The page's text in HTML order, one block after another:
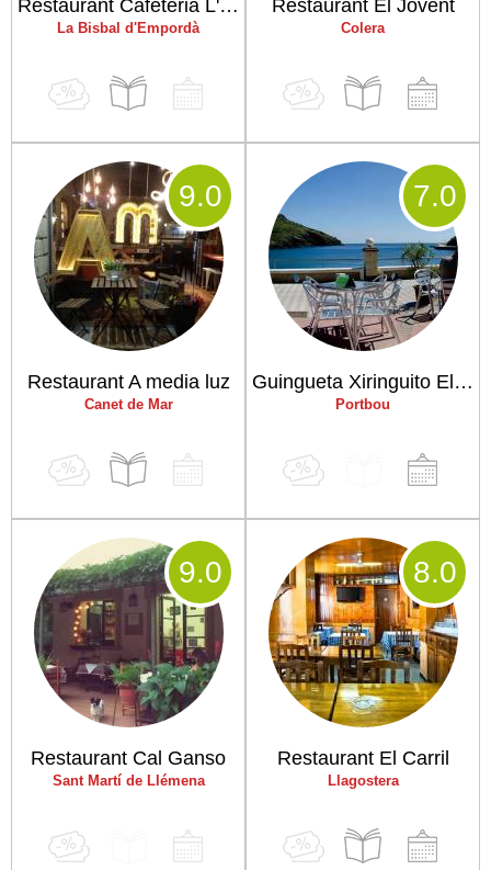
Restaurant Cafeteria L'Escut
La Bisbal d'Empordà
Restaurant El Jovent
Colera
Restaurant A media luz
Canet de Mar
9.0
Guingueta Xiringuito El Campaner
Portbou
7.0
Restaurant Cal Ganso
Sant Martí de Llémena
9.0
Restaurant El Carril
Llagostera
8.0